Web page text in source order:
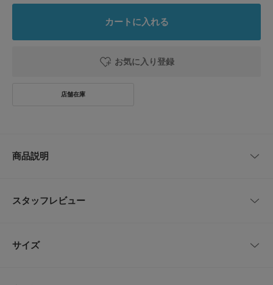
カートに入れる
お気に入り登録
商品説明
2015年10月より東北の若手漁師集団「FISHERMAN JAPAN」に参画。
はじまりは、普段は漁師として海に繰り出し、陸にあがればスケートボード
ーカーとスウェット、スケートボードの3つのアイテム。
第2弾となる今回は、FISHERMAN JAPANとのJAPAN MADE共同企画とし
スタッフレビュー
サイズ